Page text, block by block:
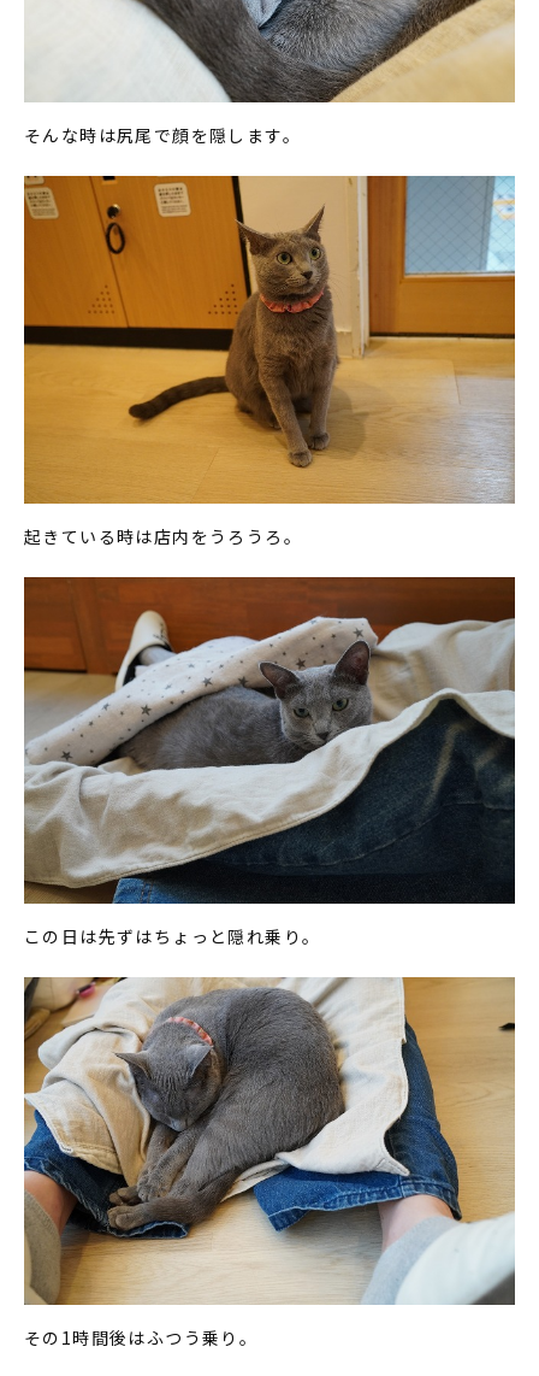
そんな時は尻尾で顔を隠します。
起きている時は店内をうろうろ。
この日は先ずはちょっと隠れ乗り。
その1時間後はふつう乗り。